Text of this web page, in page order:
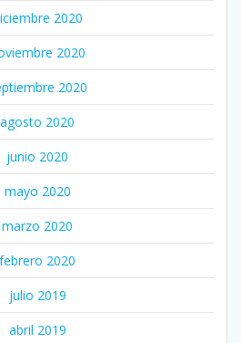
2020
2020
2020
agosto 2020
junio 2020
mayo 2020
marzo 2020
febrero 2020
julio 2019
abril 2019